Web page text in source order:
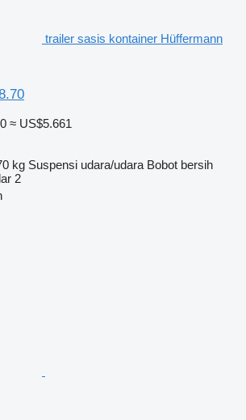
trailer sasis kontainer Hüffermann
≈ US$5.661
kg Suspensi udara/udara Bobot bersih
2